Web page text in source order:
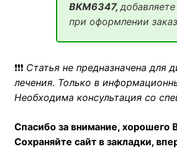
BKM6347,добавляете
при оформлении
❗❗❗ Статья не предназначена для
лечения. Только в
Необходима консультация со
Спасибо за внимание, хорошего
Сохраняйте сайт в закладки,